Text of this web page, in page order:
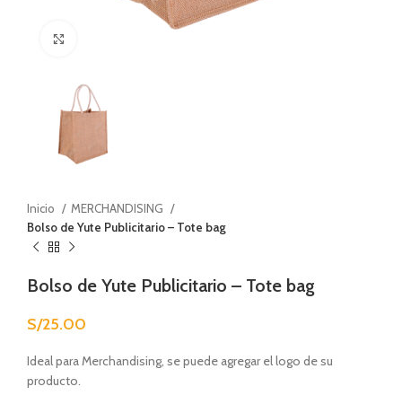
Inicio
MERCHANDISING
Bolso de Yute Publicitario – Tote bag
Bolso de Yute Publicitario – Tote bag
S/25.00
Ideal para Merchandising, se puede agregar el logo de su
producto.